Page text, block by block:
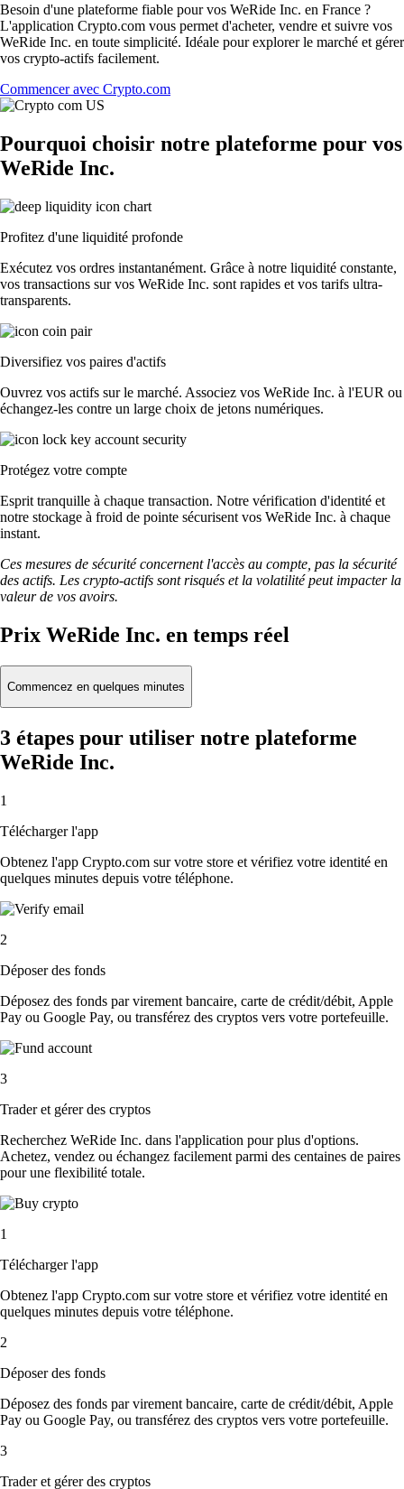
Besoin d'une plateforme fiable pour vos WeRide Inc. en France ?
L'application Crypto.com vous permet d'acheter, vendre et suivre vos
WeRide Inc. en toute simplicité. Idéale pour explorer le marché et gérer
vos crypto-actifs facilement.
Commencer avec Crypto.com
Pourquoi choisir notre plateforme pour vos
WeRide Inc.
Profitez d'une liquidité profonde
Exécutez vos ordres instantanément. Grâce à notre liquidité constante,
vos transactions sur vos WeRide Inc. sont rapides et vos tarifs ultra-
transparents.
Diversifiez vos paires d'actifs
Ouvrez vos actifs sur le marché. Associez vos WeRide Inc. à l'EUR ou
échangez-les contre un large choix de jetons numériques.
Protégez votre compte
Esprit tranquille à chaque transaction. Notre vérification d'identité et
notre stockage à froid de pointe sécurisent vos WeRide Inc. à chaque
instant.
Ces mesures de sécurité concernent l'accès au compte, pas la sécurité
des actifs. Les crypto-actifs sont risqués et la volatilité peut impacter la
valeur de vos avoirs.
Prix WeRide Inc. en temps réel
Commencez en quelques minutes
3 étapes pour utiliser notre plateforme
WeRide Inc.
1
Télécharger l'app
Obtenez l'app Crypto.com sur votre store et vérifiez votre identité en
quelques minutes depuis votre téléphone.
2
Déposer des fonds
Déposez des fonds par virement bancaire, carte de crédit/débit, Apple
Pay ou Google Pay, ou transférez des cryptos vers votre portefeuille.
3
Trader et gérer des cryptos
Recherchez WeRide Inc. dans l'application pour plus d'options.
Achetez, vendez ou échangez facilement parmi des centaines de paires
pour une flexibilité totale.
1
Télécharger l'app
Obtenez l'app Crypto.com sur votre store et vérifiez votre identité en
quelques minutes depuis votre téléphone.
2
Déposer des fonds
Déposez des fonds par virement bancaire, carte de crédit/débit, Apple
Pay ou Google Pay, ou transférez des cryptos vers votre portefeuille.
3
Trader et gérer des cryptos